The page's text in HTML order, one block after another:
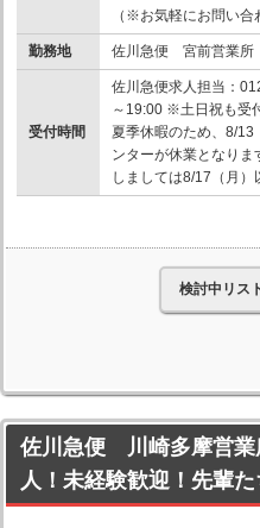
（※お気軽にお問い合
勤務地 佐川急便 宮前営業所
受付時間
佐川急便求人担当：
～19:00 ※土日祝も受
夏季休暇のため、8/13
ンターが休業となり
しましては8/17（月）
検討中リス
佐川急便 川崎多摩営
人！未経験歓迎！先輩